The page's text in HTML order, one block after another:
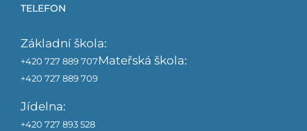
TELEFON
Základní škola:
+420 727 889 707Mateřská škola:
+420 727 889 709
Jídelna:
+420 727 893 528